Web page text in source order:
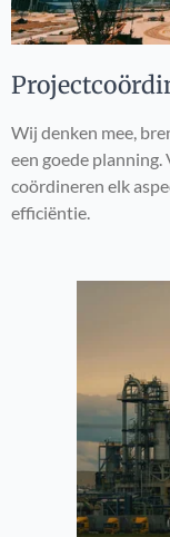
Wij denken mee,
een goede
coördineren elk
efficiëntie.